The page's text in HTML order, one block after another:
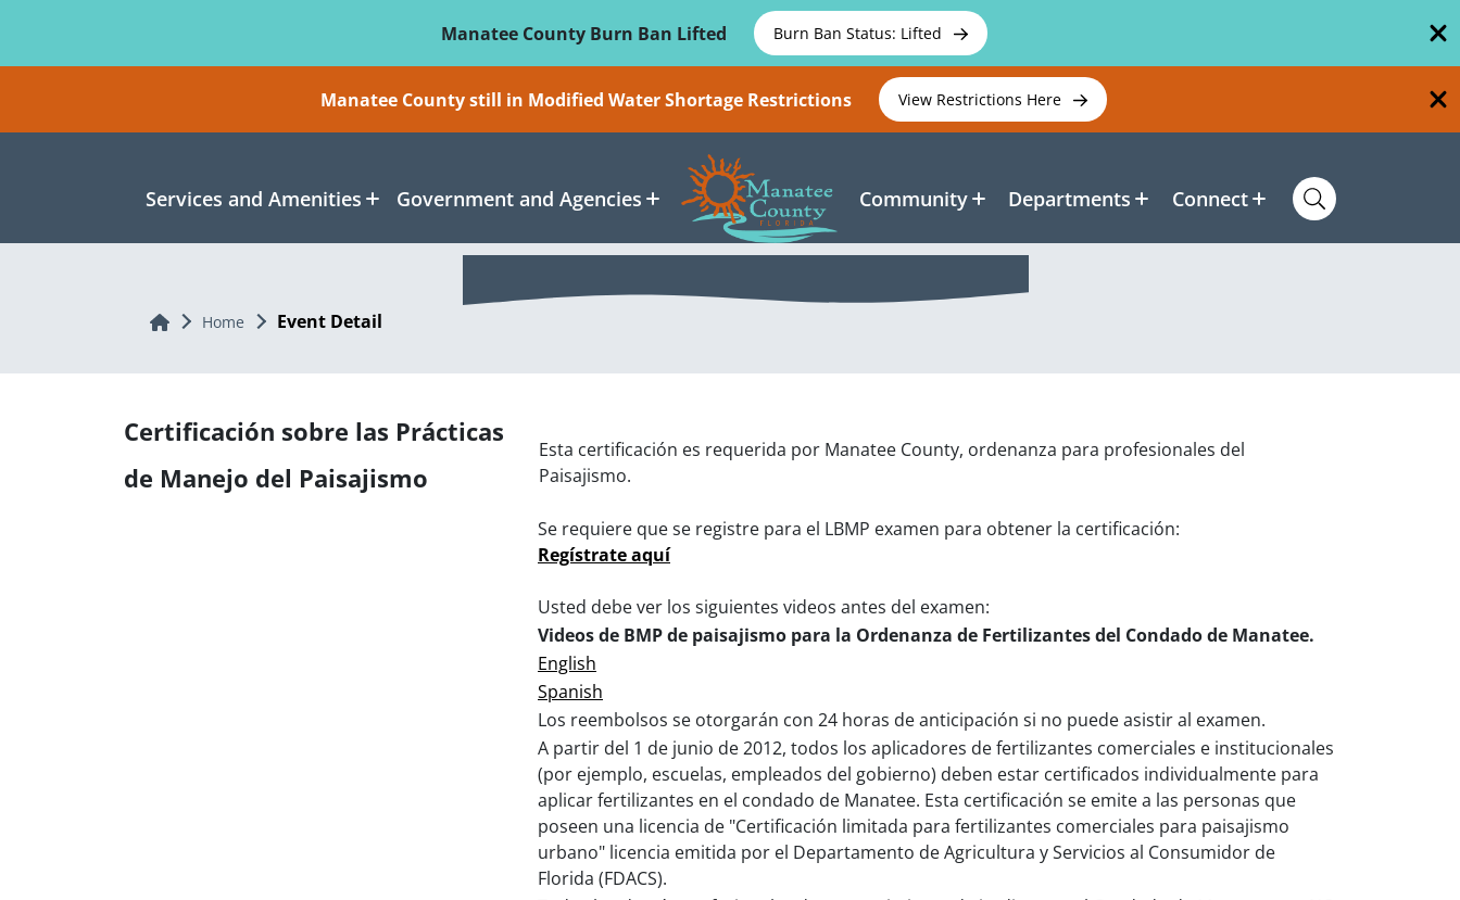
Manatee County Burn Ban Lifted
Burn Ban Status: Lifted
Manatee County still in Modified Water Shortage Restrictions View Restrictions Here
Services and Amenities Government and Agencies Community Departments Connect
Home Home Event Detail
Certificación sobre las Prácticas
de Manejo del Paisajismo
Esta certificación es requerida por Manatee County, ordenanza para profesionales del
Paisajismo.
Se requiere que se registre para el LBMP examen para obtener la certificación:
Regístrate aquí
Usted debe ver los siguientes videos antes del examen:
Videos de BMP de paisajismo para la Ordenanza de Fertilizantes del Condado de Manatee.
English
Spanish
Los reembolsos se otorgarán con 24 horas de anticipación si no puede asistir al examen.
A partir del 1 de junio de 2012, todos los aplicadores de fertilizantes comerciales e institucionales
(por ejemplo, escuelas, empleados del gobierno) deben estar certificados individualmente para
aplicar fertilizantes en el condado de Manatee. Esta certificación se emite a las personas que
poseen una licencia de "Certificación limitada para fertilizantes comerciales para paisajismo
urbano" licencia emitida por el Departamento de Agricultura y Servicios al Consumidor de
Florida (FDACS).